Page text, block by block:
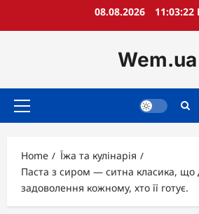
08.08.2026 11:03:23
Wem.ua
Primary
Home
Їжа та кулінарія
Паста з сиром — ситна класика, що
задоволення кожному, хто її готує.